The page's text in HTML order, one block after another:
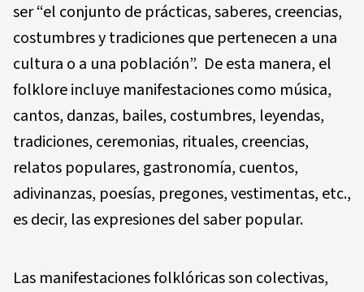
ser “el conjunto de prácticas, saberes, creencias,
costumbres y tradiciones que pertenecen a una
cultura o a una población”. De esta manera, el
folklore incluye manifestaciones como música,
cantos, danzas, bailes, costumbres, leyendas,
tradiciones, ceremonias, rituales, creencias,
relatos populares, gastronomía, cuentos,
adivinanzas, poesías, pregones, vestimentas, etc.,
es decir, las expresiones del saber popular.
Las manifestaciones folklóricas son colectivas,